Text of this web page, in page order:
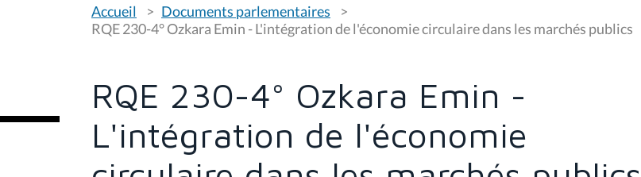
o
u
s
s
Accueil
Documents parlementaires
RQE 230-4° Ozkara Emin - L'intégration de l'économie circulaire dans les marchés publics
RQE 230-4° Ozkara Emin -
L'intégration de l'économie